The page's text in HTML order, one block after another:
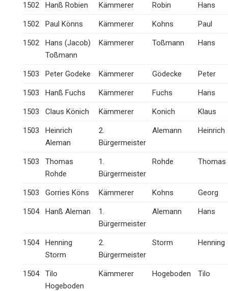
1502 Hanß Robien Kämmerer Robin Hans
1502 Paul Könns Kämmerer Kohns Paul
1502
Hans (Jacob)
Toßmann
Kämmerer Toßmann Hans
1503 Peter Godeke Kämmerer Gödecke Peter
1503 Hanß Fuchs Kämmerer Fuchs Hans
1503 Claus Könich Kämmerer Konich Klaus
1503
Heinrich
Aleman
2.
Bürgermeister
Alemann Heinrich
1503
Thomas
Rohde
1.
Bürgermeister
Rohde Thomas
1503 Gorries Köns Kämmerer Kohns Georg
1504 Hanß Aleman
1.
Bürgermeister
Alemann Hans
1504
Henning
Storm
2.
Bürgermeister
Storm Henning
1504
Tilo
Hogeboden
Kämmerer Hogeboden Tilo